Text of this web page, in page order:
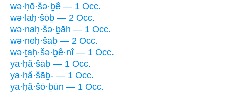
wə·ḥō·šə·ḇê — 1 Occ.
wə·laḥ·šōḇ — 2 Occ.
wə·naḥ·šə·ḇāh — 1 Occ.
wə·neḥ·šaḇ — 2 Occ.
wə·ṯaḥ·šə·ḇê·nî — 1 Occ.
ya·ḥă·šāḇ — 1 Occ.
ya·ḥă·šāḇ- — 1 Occ.
ya·ḥă·šō·ḇūn — 1 Occ.